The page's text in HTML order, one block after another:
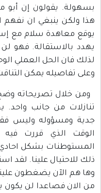
بسهولة. يقولون إن أبو
هذا ولكن ينبغي ان نفهم
يوقع معاهدة سلام مع
يهدد بالاستقالة. فهو
لذلك فان الحل العملي
وعلى تفاصيله يمكن
ومن خلال تصريحاته وضح
تنازلات من جانب
جدية ومسؤوله وليس
الوقت الذي قررت فيه
المستوطنات بشكل
ذلك للاحتيال علينا. لقد
وها هم الآن يضغطون
من الان فصاعدا لن يكون